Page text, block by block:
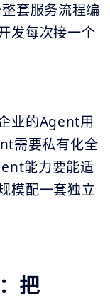
套服务流程编
发每次接一个
业的Agent用
需要私有化全
能力要能适
模配一套独立
把